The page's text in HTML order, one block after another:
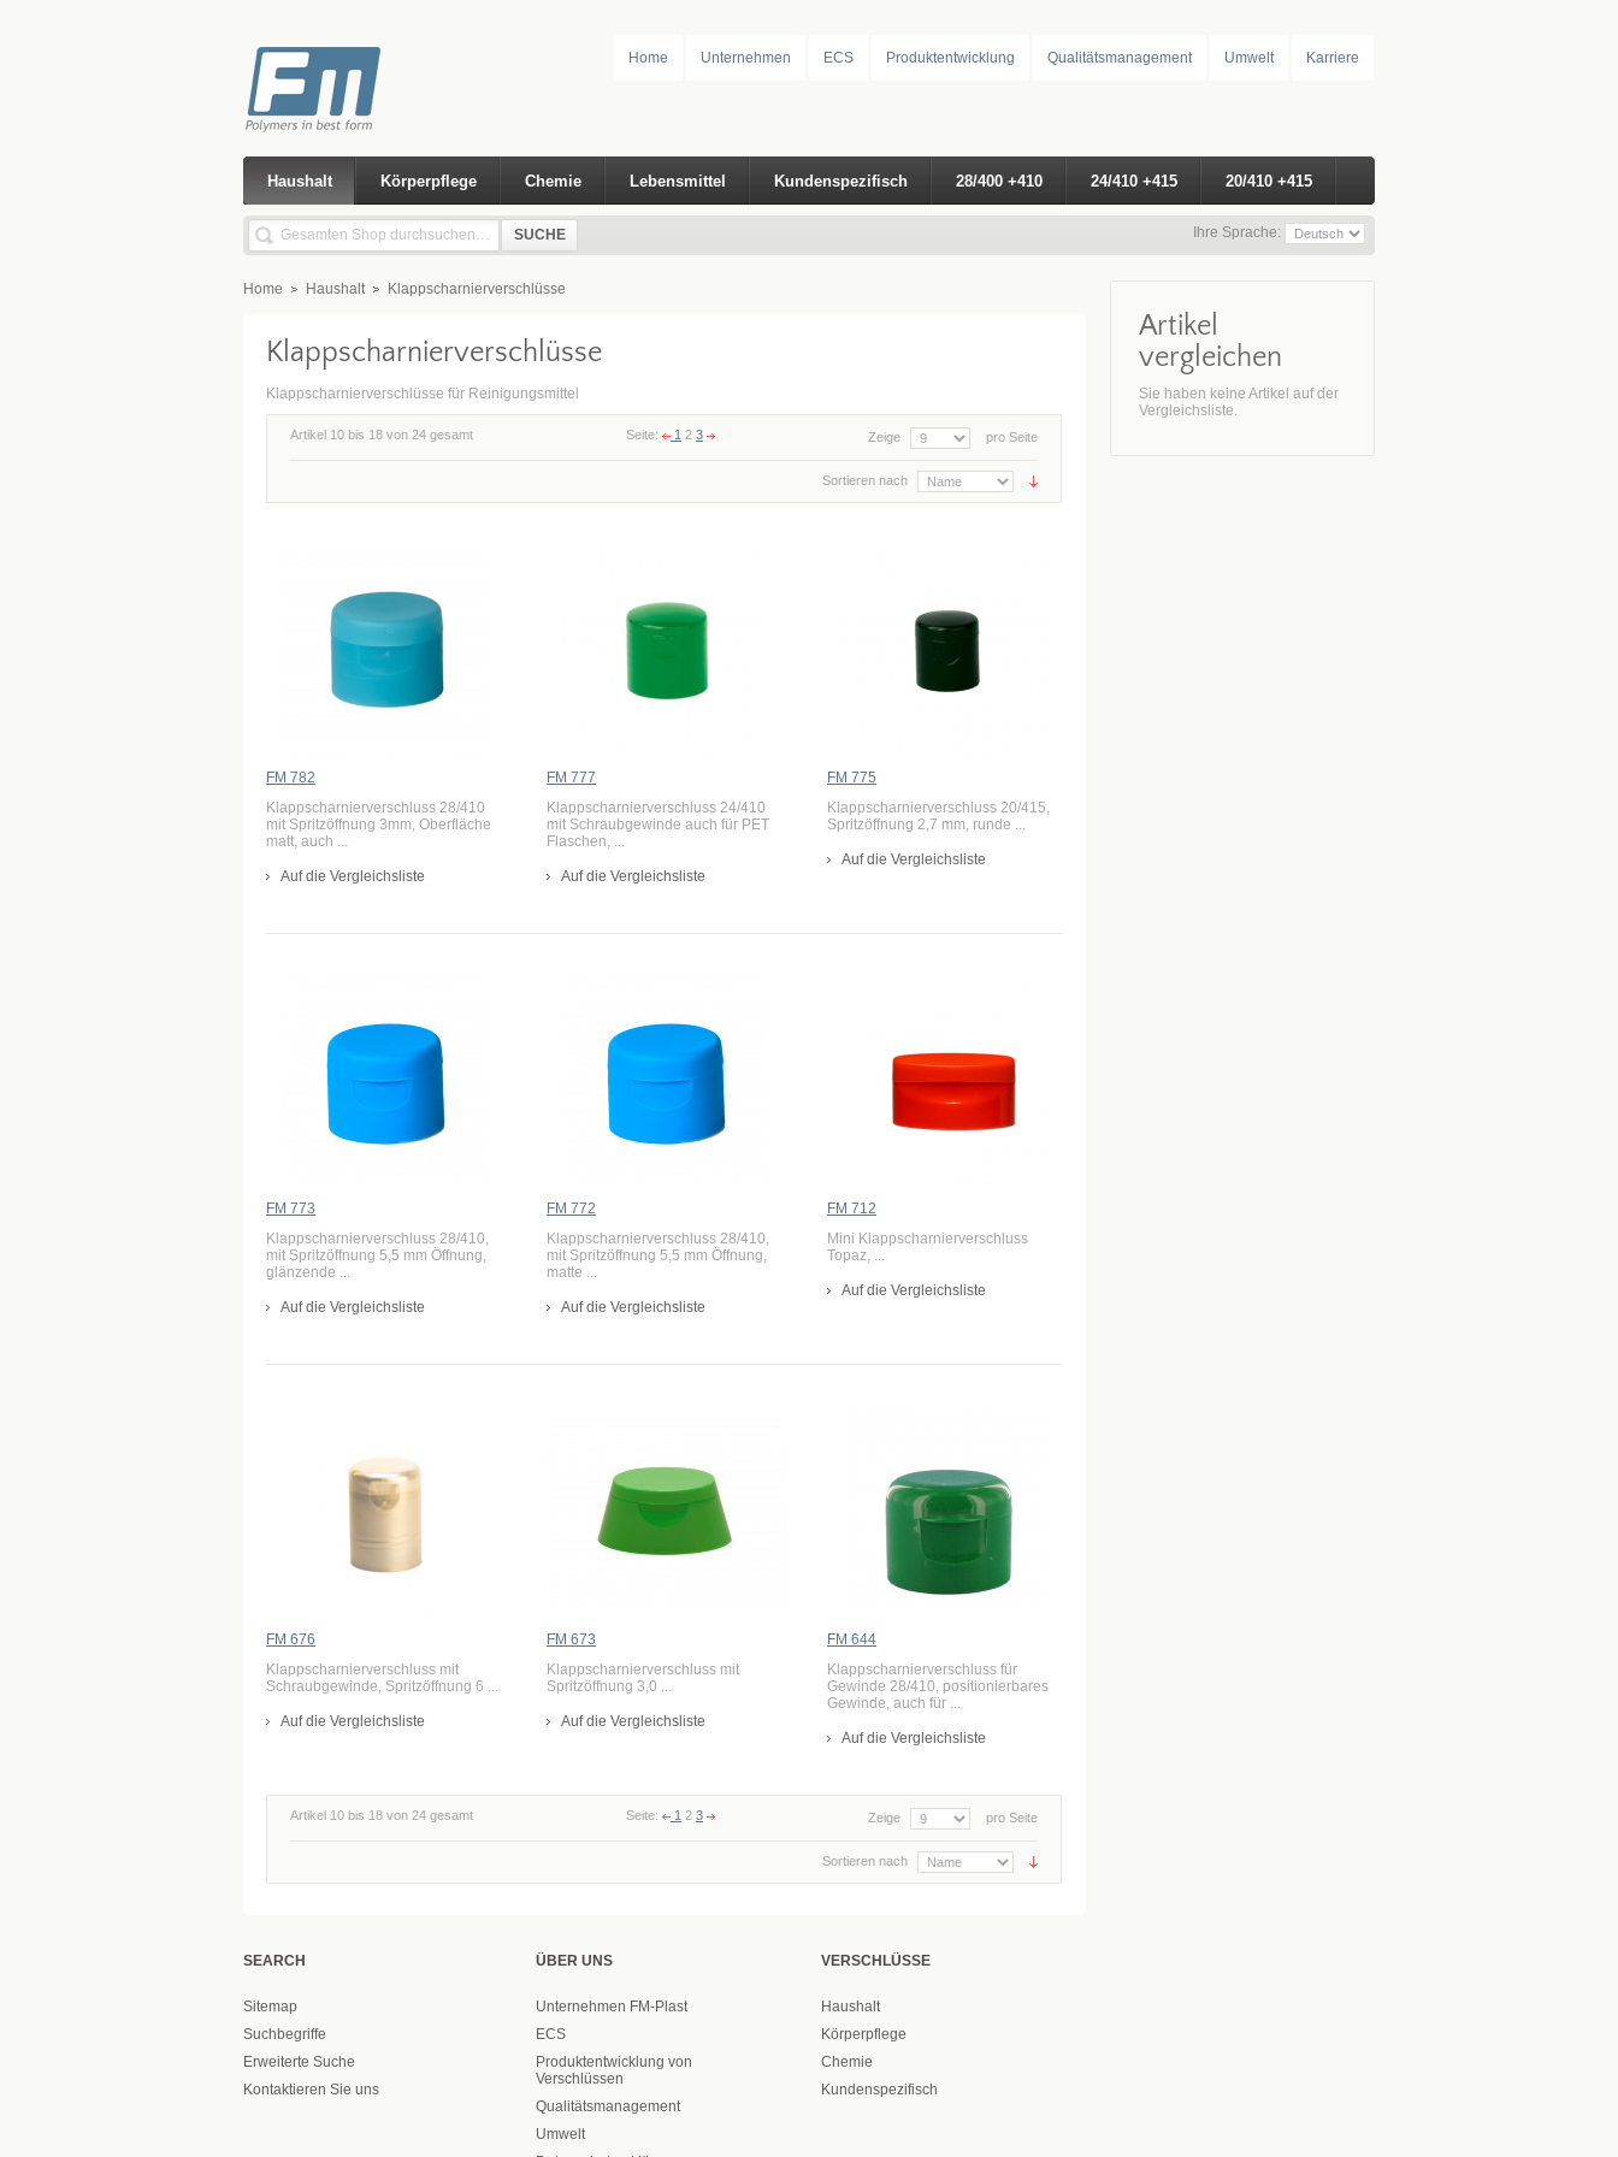
Home Unternehmen ECS Produktentwicklung Qualitätsmanagement Umwelt Karriere
Haushalt Körperpflege Chemie Lebensmittel Kundenspezifisch 28/400 +410 24/410 +415 20/410 +415
Ihre Sprache:
SUCHE
Home Haushalt Klappscharnierverschlüsse
Klappscharnierverschlüsse
Klappscharnierverschlüsse für Reinigungsmittel
Artikel 10 bis 18 von 24 gesamt Zeige pro Seite
Seite: 1 2 3
Sortieren nach
FM 782
Klappscharnierverschluss 28/410
mit Spritzöffnung 3mm, Oberfläche
matt, auch ...
Auf die Vergleichsliste
FM 777
Klappscharnierverschluss 24/410
mit Schraubgewinde auch für PET
Flaschen, ...
Auf die Vergleichsliste
FM 775
Klappscharnierverschluss 20/415,
Spritzöffnung 2,7 mm, runde ...
Auf die Vergleichsliste
FM 773
Klappscharnierverschluss 28/410,
mit Spritzöffnung 5,5 mm Öffnung,
glänzende ...
Auf die Vergleichsliste
FM 772
Klappscharnierverschluss 28/410,
mit Spritzöffnung 5,5 mm Öffnung,
matte ...
Auf die Vergleichsliste
FM 712
Mini Klappscharnierverschluss
Topaz, ...
Auf die Vergleichsliste
FM 676
Klappscharnierverschluss mit
Schraubgewinde, Spritzöffnung 6 ...
Auf die Vergleichsliste
FM 673
Klappscharnierverschluss mit
Spritzöffnung 3,0 ...
Auf die Vergleichsliste
FM 644
Klappscharnierverschluss für
Gewinde 28/410, positionierbares
Gewinde, auch für ...
Auf die Vergleichsliste
Artikel 10 bis 18 von 24 gesamt Zeige pro Seite
Seite: 1 2 3
Sortieren nach
Artikel
vergleichen
Sie haben keine Artikel auf der
Vergleichsliste.
SEARCH
Sitemap
Suchbegriffe
Erweiterte Suche
Kontaktieren Sie uns
ÜBER UNS
Unternehmen FM-Plast
ECS
Produktentwicklung von
Verschlüssen
Qualitätsmanagement
Umwelt
VERSCHLÜSSE
Haushalt
Körperpflege
Chemie
Kundenspezifisch